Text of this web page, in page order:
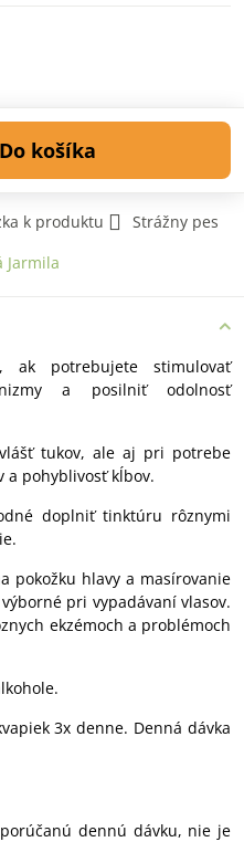
Do košíka
k produktu
Strážny pes
Jarmila
ak potrebujete stimulovať
a posilniť odolnosť
tukov, ale aj pri potrebe
a pohyblivosť kĺbov.
doplniť tinktúru rôznymi
pokožku hlavy a masírovanie
pri vypadávaní vlasov.
ekzémoch a problémoch
3x denne. Denná dávka
dennú dávku, nie je